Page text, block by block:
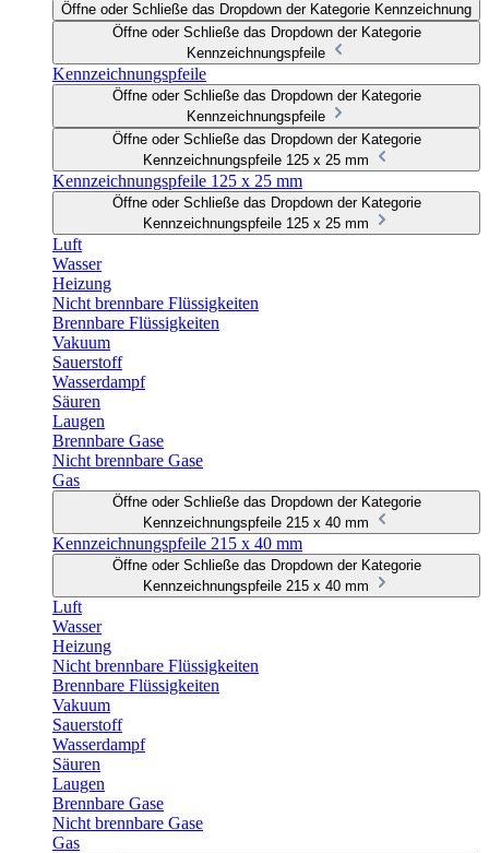
Öffne oder Schließe das Dropdown der Kategorie Kennzeichnung
Öffne oder Schließe das Dropdown der Kategorie
Kennzeichnungspfeile
Kennzeichnungspfeile
Öffne oder Schließe das Dropdown der Kategorie
Kennzeichnungspfeile
Öffne oder Schließe das Dropdown der Kategorie
Kennzeichnungspfeile 125 x 25 mm
Kennzeichnungspfeile 125 x 25 mm
Öffne oder Schließe das Dropdown der Kategorie
Kennzeichnungspfeile 125 x 25 mm
Luft
Wasser
Heizung
Nicht brennbare Flüssigkeiten
Brennbare Flüssigkeiten
Vakuum
Sauerstoff
Wasserdampf
Säuren
Laugen
Brennbare Gase
Nicht brennbare Gase
Gas
Öffne oder Schließe das Dropdown der Kategorie
Kennzeichnungspfeile 215 x 40 mm
Kennzeichnungspfeile 215 x 40 mm
Öffne oder Schließe das Dropdown der Kategorie
Kennzeichnungspfeile 215 x 40 mm
Luft
Wasser
Heizung
Nicht brennbare Flüssigkeiten
Brennbare Flüssigkeiten
Vakuum
Sauerstoff
Wasserdampf
Säuren
Laugen
Brennbare Gase
Nicht brennbare Gase
Gas